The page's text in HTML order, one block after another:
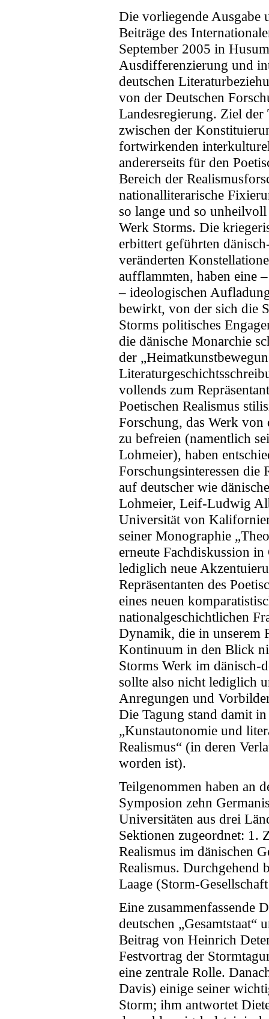
Die vorliegende Ausgabe
Beiträge des
September 2005 in
Ausdifferenzierung und
deutschen
von der Deutschen
Landesregierung. Ziel der
zwischen der
fortwirkenden
andererseits für den
Bereich der
nationalliterarische
so lange und so
Werk Storms. Die
erbittert geführten
veränderten
aufflammten, haben eine
– ideologischen
bewirkt, von der sich die
Storms politisches
die dänische Monarchie
der
vollends zum
Poetischen Realismus
Forschung, das Werk von
zu befreien (namentlich
Lohmeier), haben
Forschungsinteressen die
auf deutscher wie
Lohmeier, Leif-Ludwig
Universität von
seiner Monographie
erneute Fachdiskussion
lediglich neue
Repräsentanten des
eines neuen
nationalgeschichtlichen
Dynamik, die in unserem
Kontinuum in den Blick
Storms Werk im dänisch-
sollte also nicht lediglich
Anregungen und
Die Tagung stand damit
„Kunstautonomie und
Realismus“ (in deren
worden ist).
Teilgenommen haben an
Symposion zehn
Universitäten aus drei
Sektionen zugeordnet: 1.
Realismus im dänischen
Realismus. Durchgehend
Laage (Storm-
Eine zusammenfassende
deutschen
Beitrag von Heinrich
Festvortrag der
eine zentrale Rolle.
Davis) einige seiner
Storm; ihm antwortet